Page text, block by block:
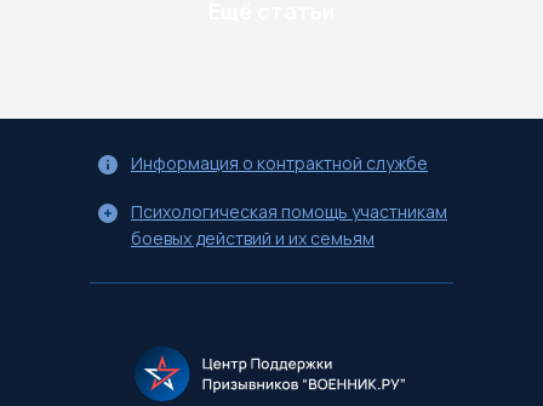
Информация о контрактной службе
Психологическая помощь участникам
боевых действий и их семьям